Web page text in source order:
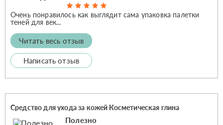
Очень понравилось как выглядит сама упаковка палетки
теней для век...
Читать весь отзыв
Написать отзыв
Средство для ухода за кожей Косметическая глина
Полезно